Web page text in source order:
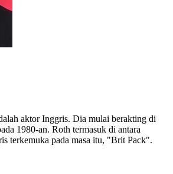
aktor Inggris. Dia mulai berakting di
1980-an. Roth termasuk di antara
terkemuka pada masa itu, "Brit Pack".